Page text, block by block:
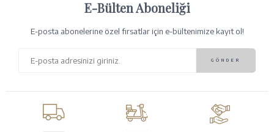
E-Bülten Aboneliği
E-posta abonelerine özel fırsatlar için e-bültenimize kayıt ol!